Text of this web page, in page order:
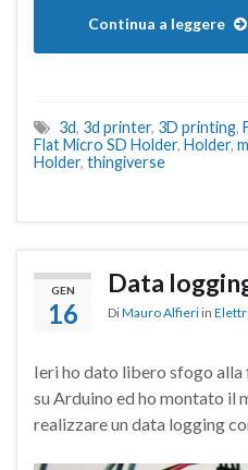
Continua a leggere
3d, 3d printer, 3D printing,
Flat Micro SD Holder, Holder,
Holder, thingiverse
GEN
16
Data
DiMauro Alfieri in
Ieri ho dato libero sfogo alla
su Arduino ed ho montato il
realizzare un data logging